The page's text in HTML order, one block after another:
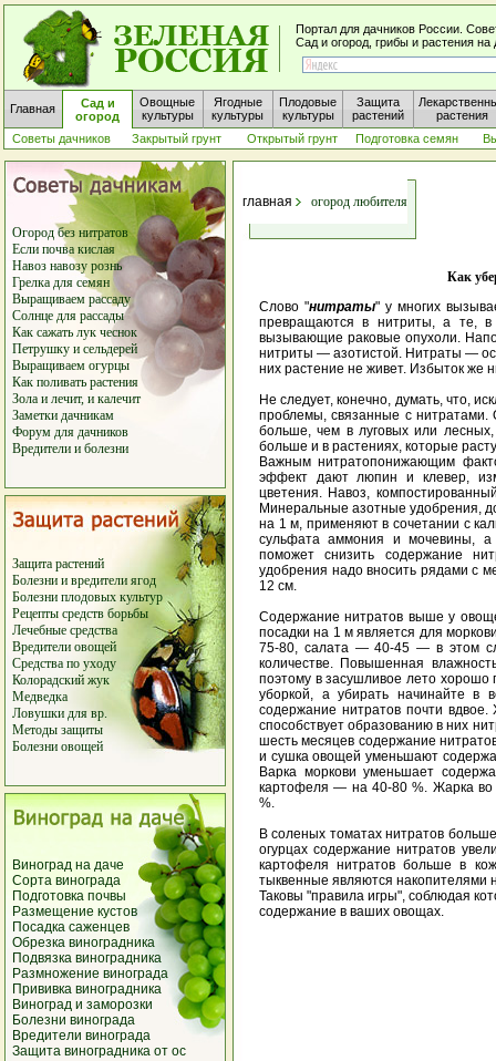
Портал для дачников России.
Сад и огород, грибы и растения
Главная
Сад и
огород
Овощные
культуры
Ягодные
культуры
Плодовые
культуры
Защита
растений
растения
Советы дачников
Закрытый грунт Открытый грунт Подготовка семян
Огород без нитратов
Если почва кислая
Навоз навозу рознь
Грелка для семян
Выращиваем рассаду
Солнце для рассады
Как сажать лук чеснок
Петрушку и сельдерей
Выращиваем огурцы
Как поливать растения
Зола и лечит, и калечит
Заметки дачникам
Форум для дачников
Вредителииболезни
Защита растений
Болезни и вредители ягод
Болезни плодовых культур
Рецепты средств борьбы
Лечебные средства
Вредители овощей
Средства по уходу
Колорадский жук
Медведка
Ловушки для вр.
Методы защиты
Болезни овощей
Виноград на даче
Сорта винограда
Подготовка почвы
Размещение кустов
Посадка саженцев
Обрезка виноградника
Подвязка виноградника
Размножение винограда
Прививка виноградника
Виноград и заморозки
Болезни винограда
Вредители винограда
Защита виноградника от ос
главная огород любителя
Как
Слово "нитраты" у многих
превращаются в нитриты, а те, в
вызывающие раковые опухоли.
нитриты — азотистой. Нитраты —
них растение не живет. Избыток же
Не следует, конечно, думать, что,
проблемы, связанные с нитратами.
больше, чем в луговых или
больше и в растениях, которые
Важным нитратопонижающим
эффект дают люпин и клевер,
цветения. Навоз,
Минеральные азотные удобрения,
на 1 м, применяют в сочетании с
сульфата аммония и мочевины,
поможет снизить содержание
удобрения надо вносить рядами с
12 см.
Содержание нитратов выше у
посадки на 1 м является для
75-80, салата — 40-45 — в этом
количестве. Повышенная
поэтому в засушливое лето хорошо
уборкой, а убирать начинайте в
содержание нитратов почти
способствует образованию в них
шесть месяцев содержание
и сушка овощей уменьшают
Варка моркови уменьшает
картофеля — на 40-80 %. Жарка
%.
В соленых томатах нитратов
огурцах содержание нитратов
картофеля нитратов больше в
тыквенные являются накопителями
Таковы "правила игры", соблюдая
содержание в ваших овощах.